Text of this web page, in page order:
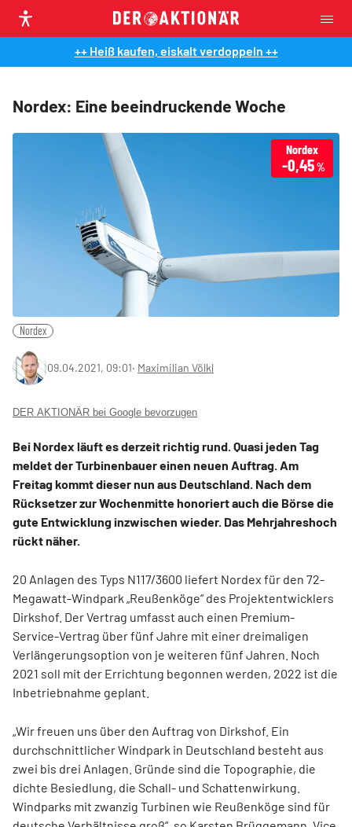
++ Heiß kaufen, eiskalt verdoppeln ++
Nordex: Eine beeindruckende Woche
Nordex
-0,45%
Nordex
09.04.2021, 09:01‧ Maximilian Völkl
DER AKTIONÄR bei Google bevorzugen
Bei Nordex läuft es derzeit richtig rund. Quasi jeden Tag
meldet der Turbinenbauer einen neuen Auftrag. Am
Freitag kommt dieser nun aus Deutschland. Nach dem
Rücksetzer zur Wochenmitte honoriert auch die Börse die
gute Entwicklung inzwischen wieder. Das Mehrjahreshoch
rückt näher.
20 Anlagen des Typs N117/3600 liefert Nordex für den 72-
Megawatt-Windpark „Reußenköge“ des Projektentwicklers
Dirkshof. Der Vertrag umfasst auch einen Premium-
Service-Vertrag über fünf Jahre mit einer dreimaligen
Verlängerungsoption von je weiteren fünf Jahren. Noch
2021 soll mit der Errichtung begonnen werden, 2022 ist die
Inbetriebnahme geplant.
„Wir freuen uns über den Auftrag von Dirkshof. Ein
durchschnittlicher Windpark in Deutschland besteht aus
zwei bis drei Anlagen. Gründe sind die Topographie, die
dichte Besiedlung, die Schall- und Schattenwirkung.
Windparks mit zwanzig Turbinen wie Reußenköge sind für